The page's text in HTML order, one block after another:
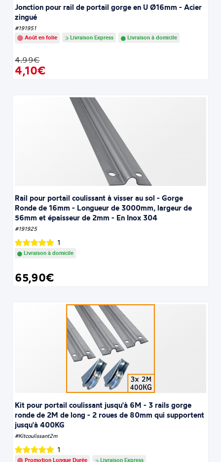
Jonction pour rail de portail gorge en U Ø16mm - Acier
zingué
#191951
Août en folie
Livraison Express Livraison à domicile
4.99€
4,10€
Rail pour portail coulissant à visser au sol - Gorge
Ronde de 16mm - Longueur de 3000mm, largeur de
56mm et épaisseur de 2mm - En Inox 304
#191925
1
Livraison à domicile
65,90€
Kit pour portail coulissant jusqu'à 6M - 3 rails gorge
ronde de 2M de long - 2 roues de 80mm qui supportent
jusqu'à 400KG
#Kitcoulissant2m
1
Promotion Longue Durée Livraison Express